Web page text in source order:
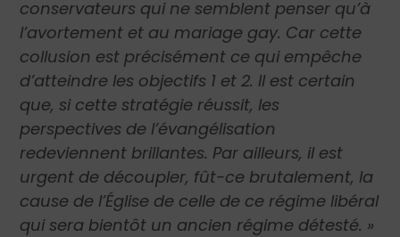
conservateurs qui ne semblent penser qu’à
l’avortement et au mariage gay. Car cette
collusion est précisément ce qui empêche
d’atteindre les objectifs 1 et 2. Il est certain
que, si cette stratégie réussit, les
perspectives de l’évangélisation
redeviennent brillantes. Par ailleurs, il est
urgent de découpler, fût-ce brutalement, la
cause de l’Église de celle de ce régime libéral
qui sera bientôt un ancien régime détesté. »